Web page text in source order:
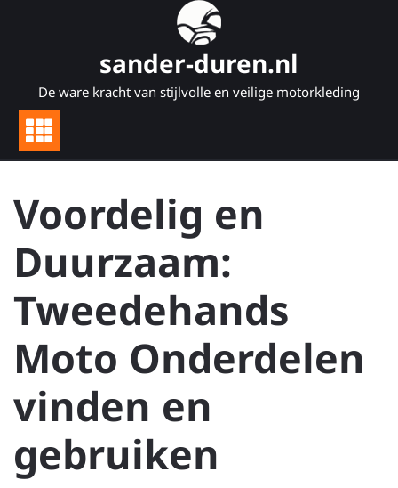
sander-duren.nl
De ware kracht van stijlvolle en veilige motorkleding
Voordelig en
Duurzaam:
Tweedehands
Moto Onderdelen
vinden en
gebruiken